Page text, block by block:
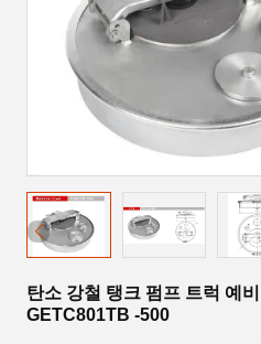
탄소 강철 탱크 펌프 트럭 예
GETC801TB -500